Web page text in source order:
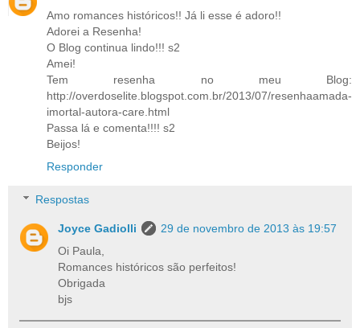
Amo romances históricos!! Já li esse é adoro!!
Adorei a Resenha!
O Blog continua lindo!!! s2
Amei!
Tem resenha no meu Blog:
http://overdoselite.blogspot.com.br/2013/07/resenhaamada-
imortal-autora-care.html
Passa lá e comenta!!!! s2
Beijos!
Responder
Respostas
Joyce Gadiolli
29 de novembro de 2013 às 19:57
Oi Paula,
Romances históricos são perfeitos!
Obrigada
bjs